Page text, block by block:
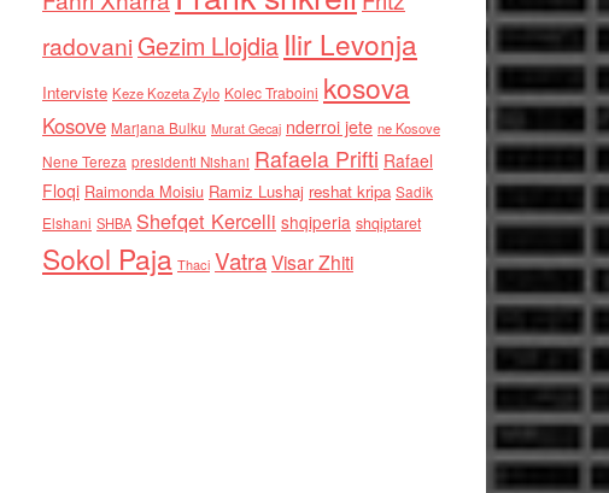
radovaniGezim Llojdia Ilir Levonja
Interviste Keze Kozeta Zylo Kolec Traboini kosova
Kosove Marjana Bulku Murat Gecaj nderroi jete ne Kosove
Nene Tereza presidenti Nishani Rafaela Prifti Rafael
Floqi Raimonda Moisiu Ramiz Lushaj reshat kripa Sadik
Elshani SHBA Shefqet Kercelli shqiperia shqiptaret
Sokol Paja Thaci VatraVisar Zhiti